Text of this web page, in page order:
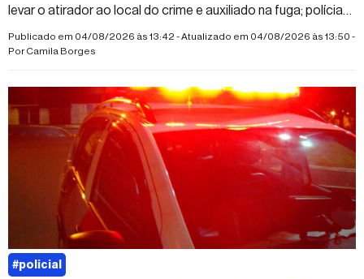
levar o atirador ao local do crime e auxiliado na fuga; polícia
segue em busca do autor dos disparos
Publicado em 04/08/2026 às 13:42 - Atualizado em 04/08/2026 às 13:50 -
PorCamila Borges
#policial